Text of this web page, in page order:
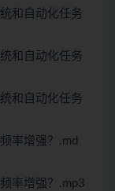
和自动化任务
和自动化任务
和自动化任务
率增强？.md
率增强？.mp3